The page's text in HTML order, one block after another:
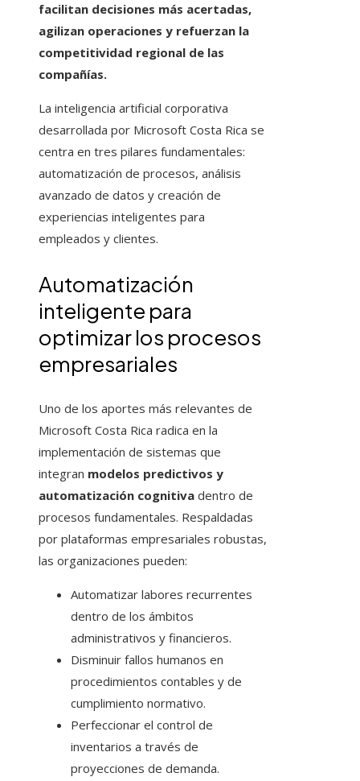
facilitan decisiones más acertadas,
agilizan operaciones y refuerzan la
competitividad regional de las
compañías.
La inteligencia artificial corporativa
desarrollada por Microsoft Costa Rica se
centra en tres pilares fundamentales:
automatización de procesos, análisis
avanzado de datos y creación de
experiencias inteligentes para
empleados y clientes.
Automatización
inteligente para
optimizar los procesos
empresariales
Uno de los aportes más relevantes de
Microsoft Costa Rica radica en la
implementación de sistemas que
integran modelos predictivos y
automatización cognitiva dentro de
procesos fundamentales. Respaldadas
por plataformas empresariales robustas,
las organizaciones pueden:
Automatizar labores recurrentes
dentro de los ámbitos
administrativos y financieros.
Disminuir fallos humanos en
procedimientos contables y de
cumplimiento normativo.
Perfeccionar el control de
inventarios a través de
proyecciones de demanda.